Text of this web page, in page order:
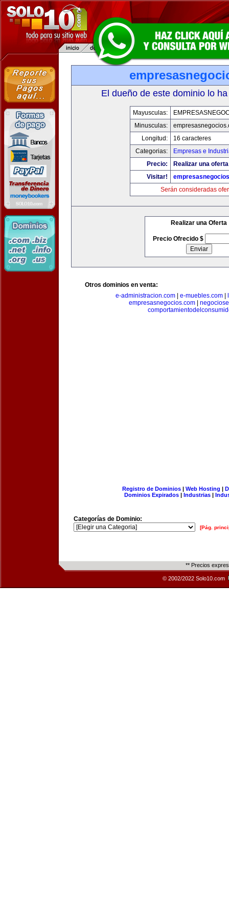
El dueño de este dominio lo
Mayusculas:
Minusculas:
Longitud:
16 caracteres
Categorias:
Empresas e
Precio:
Realizar una
Visitar!
Serán consideradas
Realizar una Oferta
Precio Ofrecido $
Otros dominios en venta:
e-administracion.com| e-muebles.com|
empresasnegocios.com|
Registro de Dominios| Web Hosting |
Dominios Expirados | Industrias |
Categorías de Dominio:
[Pág.
** Precios
© 2002/2022 Solo10.com